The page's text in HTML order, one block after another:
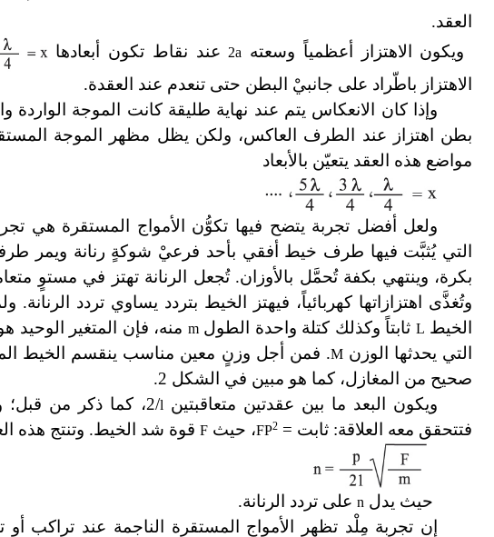
العقد.
ويكون الاهتزاز أعظمياً وسعته
2a عند نقاط تكون أبعادها
الاهتزاز باطّراد على جانبيْ البطن حتى تنعدم عند العقدة.
وإذا كان الانعكاس يتم عند نهاية طليقة كانت الموجة
بطن اهتزاز عند الطرف العاكس، ولكن يظل مظهر الموجة
مواضع هذه العقد يتعيّن بالأبعاد
ولعل أفضل تجربة يتضح فيها تكوُّن الأمواج المستقرة هي
التي يُثبَّت فيها طرف خيط أفقي بأحد فرعيْ شوكةٍ رنانة ويمر
بكرة، وينتهي بكفة تُحمَّل بالأوزان. تُجعل الرنانة تهتز في مستوٍ
وتُغذَّى اهتزازاتها كهربائياً، فيهتز الخيط بتردد يساوي تردد
الخيط L ثابتاً وكذلك كتلة واحدة الطولm منه، فإن المتغير الوحيد
التي يحدثها الوزنM. فمن أجل وزنٍ معين مناسب ينقسم الخيط
صحيح من المغازل، كما هو مبين في الشكل 2.
ويكون البعد ما بين عقدتين متعاقبتين l/2، كما ذكر من قبل؛ وبزيادة الوزن أو إنقاصه يتغير عدد المغازل
فتتحقق معه العلاقة: ثابت =
FP2 ، حيث F قوة شد الخيط. وتنتج هذه
حيث يدل nعلى تردد الرنانة.
إن تجربة مِلْد تظهِر الأمواج المستقرة الناجمة عند تراكب أو